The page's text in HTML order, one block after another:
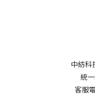
中紡科
統
客服